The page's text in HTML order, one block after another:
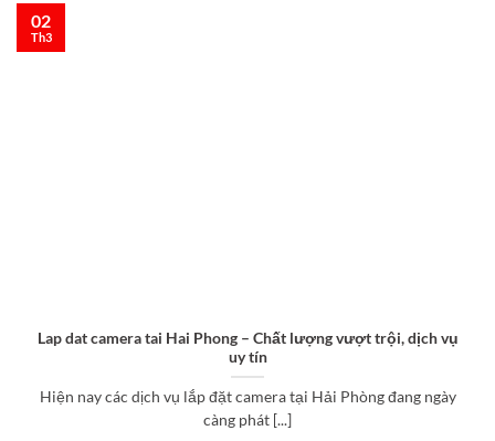
Lap dat camera tai Hai Phong – Chất lượng vượt trội, dịch vụ
uy tín
Hiện nay các dịch vụ lắp đặt camera tại Hải Phòng đang ngày
càng phát [...]
02
Th3